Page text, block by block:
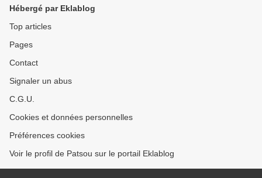
Hébergé par Eklablog
Top articles
Pages
Contact
Signaler un abus
C.G.U.
Cookies et données personnelles
Préférences cookies
Voir le profil de Patsou sur le portail Eklablog